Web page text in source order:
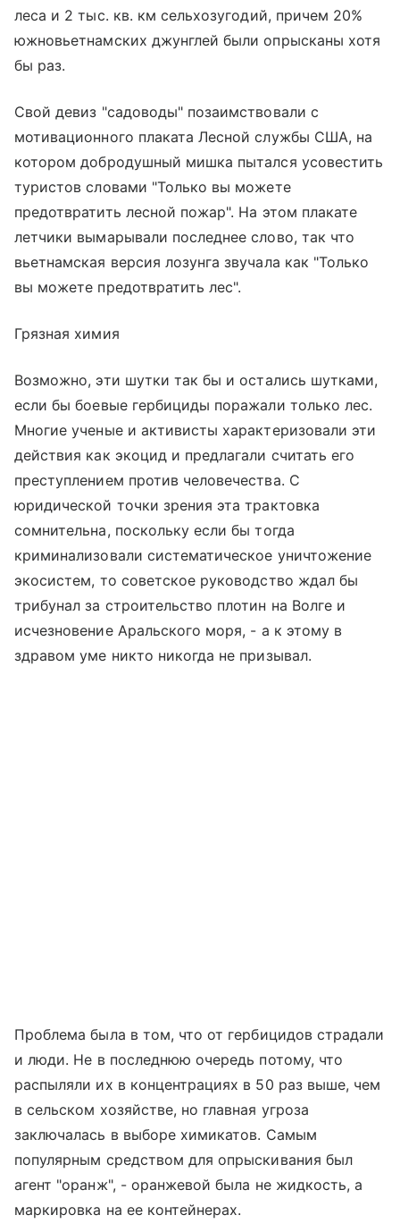
леса и 2 тыс. кв. км сельхозугодий, причем 20%
южновьетнамских джунглей были опрысканы хотя
бы раз.
Свой девиз "садоводы" позаимствовали с
мотивационного плаката Лесной службы США, на
котором добродушный мишка пытался усовестить
туристов словами "Только вы можете
предотвратить лесной пожар". На этом плакате
летчики вымарывали последнее слово, так что
вьетнамская версия лозунга звучала как "Только
вы можете предотвратить лес".
Грязная химия
Возможно, эти шутки так бы и остались шутками,
если бы боевые гербициды поражали только лес.
Многие ученые и активисты характеризовали эти
действия как экоцид и предлагали считать его
преступлением против человечества. С
юридической точки зрения эта трактовка
сомнительна, поскольку если бы тогда
криминализовали систематическое уничтожение
экосистем, то советское руководство ждал бы
трибунал за строительство плотин на Волге и
исчезновение Аральского моря, - а к этому в
здравом уме никто никогда не призывал.
Проблема была в том, что от гербицидов страдали
и люди. Не в последнюю очередь потому, что
распыляли их в концентрациях в 50 раз выше, чем
в сельском хозяйстве, но главная угроза
заключалась в выборе химикатов. Самым
популярным средством для опрыскивания был
агент "оранж", - оранжевой была не жидкость, а
маркировка на ее контейнерах.